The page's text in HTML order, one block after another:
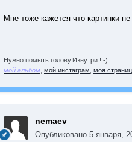
Мне тоже кажется что картинки
Нужно помыть голову.Изнутри !:-)
мой альбом мой инстаграм моя
nemaev
Опубликовано 5 января,